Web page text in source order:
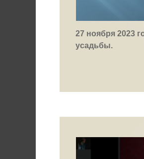
27 ноября 2023
усадьбы.